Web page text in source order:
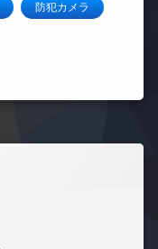
防犯カメラ